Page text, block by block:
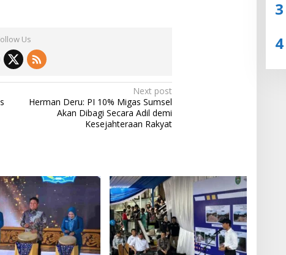
Us
Next post
Herman Deru: PI 10% Migas Sumsel
Akan Dibagi Secara Adil demi
Kesejahteraan Rakyat
3
4